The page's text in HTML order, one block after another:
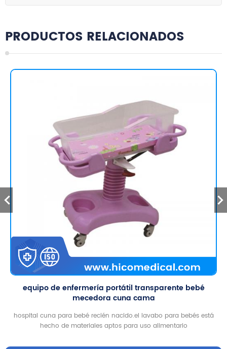
PRODUCTOS RELACIONADOS
equipo de enfermería portátil transparente bebé
mecedora cuna cama
hospital cuna para bebé recién nacido.el lavabo para bebés está
hecho de materiales aptos para uso alimentario